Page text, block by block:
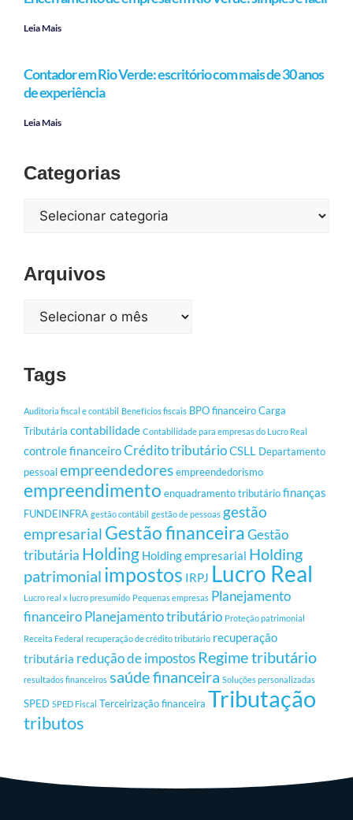
Leia Mais
Contador em Rio Verde: escritório com mais de 30 anos
de experiência
Leia Mais
Categorias
Arquivos
Tags
Auditoria fiscal e contábil Benefícios fiscais BPO financeiroCarga
Tributária contabilidade Contabilidade para empresas do Lucro Real
controle financeiroCrédito tributárioCSLL Departamento
pessoalempreendedoresempreendedorismo
empreendimento enquadramento tributáriofinanças
FUNDEINFRA gestão contábil gestão de pessoas gestão
empresarial Gestão financeiraGestão
tributária Holding Holding empresarial Holding
patrimonial impostos IRPJ Lucro Real
Lucro real x lucro presumido Pequenas empresas Planejamento
financeiroPlanejamento tributário Proteção patrimonial
Receita Federal recuperação de crédito tributário recuperação
tributária redução de impostos Regime tributário
resultados financeiros saúde financeira Soluções personalizadas
SPED SPED Fiscal Terceirização financeira Tributação
tributos